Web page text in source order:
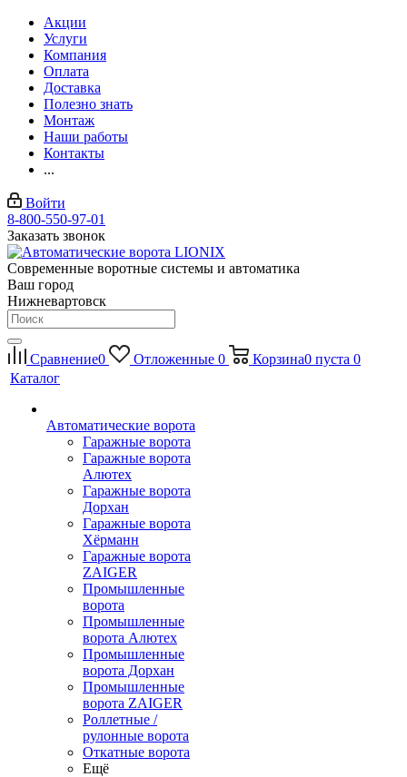
Акции
Услуги
Компания
Оплата
Доставка
Полезно знать
Монтаж
Наши работы
Контакты
...
Войти
8-800-550-97-01
Заказать звонок
Современные воротные системы и автоматика
Ваш город
Нижневартовск
Сравнение0 Отложенные 0 Корзина0 пуста 0
Каталог
Автоматические ворота
Гаражные ворота
Гаражные ворота
Алютех
Гаражные ворота
Дорхан
Гаражные ворота
Хёрманн
Гаражные ворота
ZAIGER
Промышленные
ворота
Промышленные
ворота Алютех
Промышленные
ворота Дорхан
Промышленные
ворота ZAIGER
Роллетные /
рулонные ворота
Откатные ворота
Ещё